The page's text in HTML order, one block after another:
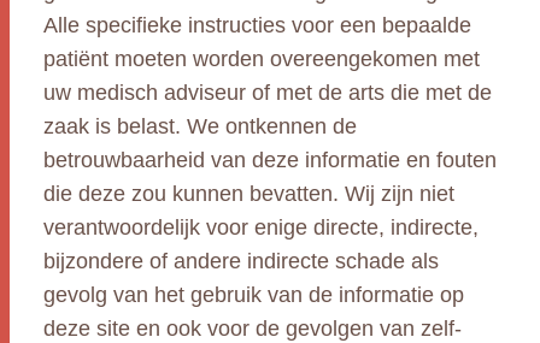
Alle specifieke instructies voor een bepaalde
patiënt moeten worden overeengekomen met
uw medisch adviseur of met de arts die met de
zaak is belast. We ontkennen de
betrouwbaarheid van deze informatie en fouten
die deze zou kunnen bevatten. Wij zijn niet
verantwoordelijk voor enige directe, indirecte,
bijzondere of andere indirecte schade als
gevolg van het gebruik van de informatie op
deze site en ook voor de gevolgen van zelf-